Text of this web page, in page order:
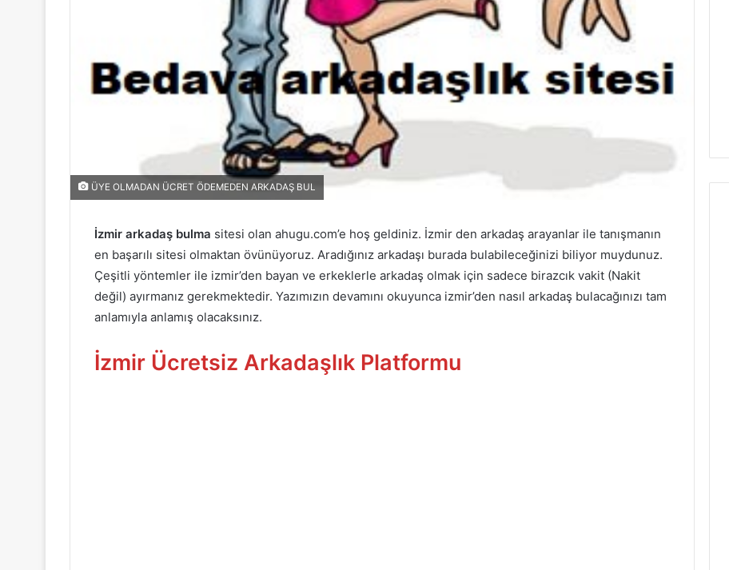
ÜYE OLMADAN ÜCRET ÖDEMEDEN ARKADAŞ BUL
İzmir arkadaş bulma sitesi olan ahugu.com’e hoş geldiniz. İzmir den arkadaş arayanlar ile tanışmanın
en başarılı sitesi olmaktan övünüyoruz. Aradığınız arkadaşı burada bulabileceğinizi biliyor muydunuz.
Çeşitli yöntemler ile izmir’den bayan ve erkeklerle arkadaş olmak için sadece birazcık vakit (Nakit
değil) ayırmanız gerekmektedir. Yazımızın devamını okuyunca izmir’den nasıl arkadaş bulacağınızı tam
anlamıyla anlamış olacaksınız.
İzmir Ücretsiz Arkadaşlık Platformu